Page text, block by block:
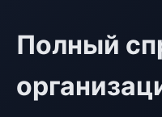
Полный